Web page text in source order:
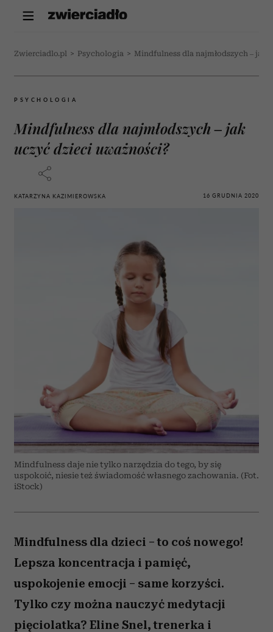
Zwierciadlo.pl > Psychologia > Mindfulness dla najmłodszych – jak
PSYCHOLOGIA
Mindfulness dla najmłodszych – jak
uczyć dzieci uważności?
KATARZYNA KAZIMIEROWSKA 16 GRUDNIA 2020
Mindfulness daje nie tylko narzędzia do tego, by się
uspokoić, niesie też świadomość własnego zachowania. (Fot.
iStock)
Mindfulness dla dzieci – to coś nowego!
Lepsza koncentracja i pamięć,
uspokojenie emocji – same korzyści.
Tylko czy można nauczyć medytacji
pięciolatka? Eline Snel, trenerka i